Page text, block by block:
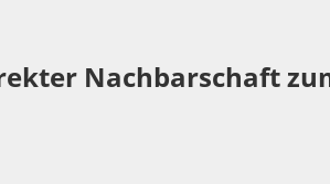
Nachbarschaft